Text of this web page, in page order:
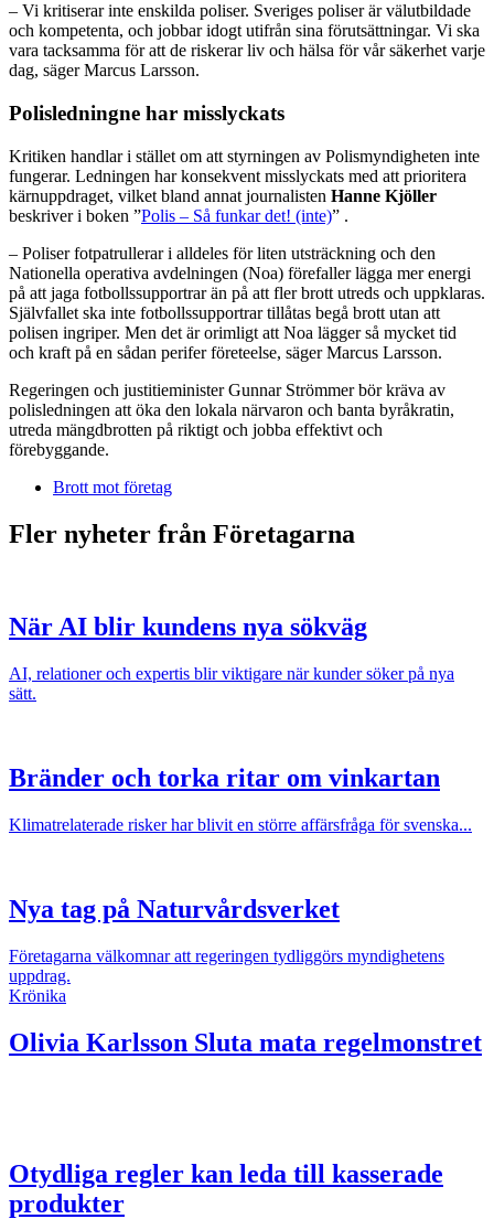
– Vi kritiserar inte enskilda poliser. Sveriges poliser är välutbildade
och kompetenta, och jobbar idogt utifrån sina förutsättningar. Vi ska
vara tacksamma för att de riskerar liv och hälsa för vår säkerhet varje
dag, säger Marcus Larsson.
Polisledningne har misslyckats
Kritiken handlar i stället om att styrningen av Polismyndigheten inte
fungerar. Ledningen har konsekvent misslyckats med att prioritera
kärnuppdraget, vilket bland annat journalisten Hanne Kjöller
beskriver i boken ”Polis – Så funkar det! (inte)” .
– Poliser fotpatrullerar i alldeles för liten utsträckning och den
Nationella operativa avdelningen (Noa) förefaller lägga mer energi
på att jaga fotbollssupportrar än på att fler brott utreds och uppklaras.
Självfallet ska inte fotbollssupportrar tillåtas begå brott utan att
polisen ingriper. Men det är orimligt att Noa lägger så mycket tid
och kraft på en sådan perifer företeelse, säger Marcus Larsson.
Regeringen och justitieminister Gunnar Strömmer bör kräva av
polisledningen att öka den lokala närvaron och banta byråkratin,
utreda mängdbrotten på riktigt och jobba effektivt och
förebyggande.
Brott mot företag
Fler nyheter från Företagarna
När AI blir kundens nya sökväg
AI, relationer och expertis blir viktigare när kunder söker på nya
sätt.
Bränder och torka ritar om vinkartan
Klimatrelaterade risker har blivit en större affärsfråga för svenska...
Nya tag på Naturvårdsverket
Företagarna välkomnar att regeringen tydliggörs myndighetens
uppdrag.
Krönika
Olivia Karlsson Sluta mata regelmonstret
Otydliga regler kan leda till kasserade
produkter